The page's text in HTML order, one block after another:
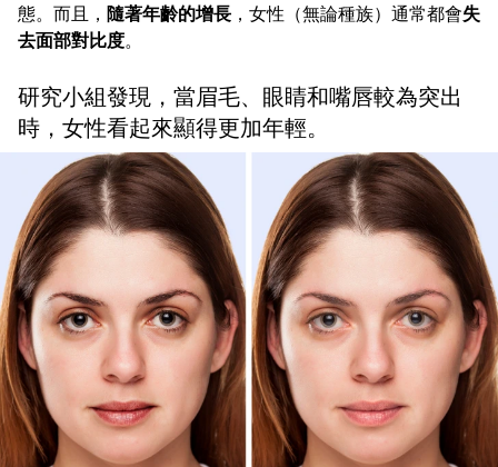
態。而且， 隨著年齡的增長 ，女性（無論種族）通常都會失
去面部對比度。
研究小組發現，當眉毛、眼睛和嘴唇較為突出
時，女性看起來顯得更加年輕。